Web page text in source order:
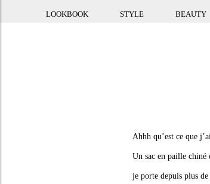
LOOKBOOK STYLE BEAUTY
Ahhh qu’est ce que
Un sac en paille chiné
je porte depuis plus